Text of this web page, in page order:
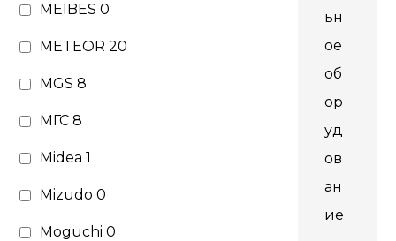
MEIBES0
METEOR20
MGS8
МГС8
Midea1
Mizudo0
Moguchi0
ьн
ое
об
ор
уд
ов
ан
ие